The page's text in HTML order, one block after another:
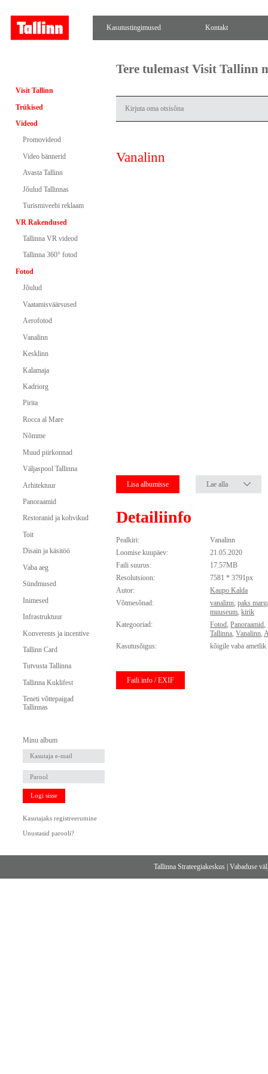
Kasutustingimused Kontakt
Visit Tallinn
Trükised
Videod
Promovideod
Video bännerid
Avasta Tallinn
Jõulud Tallinnas
Turismiveebi reklaam
VR Rakendused
Tallinna VR videod
Tallinna 360° fotod
Fotod
Jõulud
Vaatamisväärsused
Aerofotod
Vanalinn
Kesklinn
Kalamaja
Kadriorg
Pirita
Rocca al Mare
Nõmme
Muud piirkonnad
Väljaspool Tallinna
Arhitektuur
Panoraamid
Restoranid ja kohvikud
Toit
Disain ja käsitöö
Vaba aeg
Sündmused
Inimesed
Infrastruktuur
Konverents ja incentive
Tallinn Card
Tutvusta Tallinna
Tallinna Kuklifest
Teneti võttepaigad
Tallinnas
Minu album
Logi sisse
Kasutajaks registreerumine
Unustasid parooli?
Tere tulemast Visit Tallinn
Vanalinn
Lisa albumisse Lae alla
Detailiinfo
Pealkiri:
Vanalinn
Loomise kuupäev:
21.05.2020
Faili suurus:
17.57MB
Resolutsioon:
7581 * 3791px
Autor:
Kaupo Kalda
Võtmesõnad:
vanalinn,paks
muuseum,kirik
Kategooriad:
Fotod,Panoraamid,
Tallinna,Vanalinn,
Kasutusõigus:
kõigile vaba
Faili info / EXIF
Tallinna Strateegiakeskus |Vabaduse